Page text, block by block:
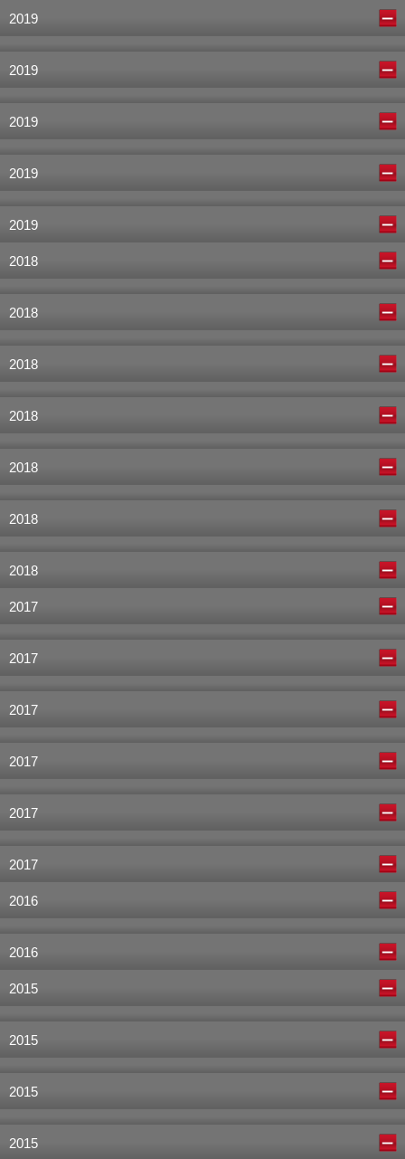
2019
2019
2019
2019
2019
2018
2018
2018
2018
2018
2018
2018
2017
2017
2017
2017
2017
2017
2016
2016
2015
2015
2015
2015